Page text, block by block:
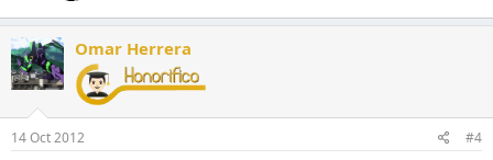
Omar Herrera
14 Oct 2012 #4